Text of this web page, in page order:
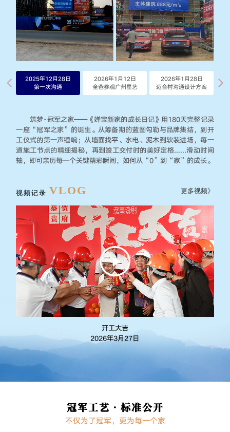
2025年12月28日
第一次沟通
2026年1月12日
全爸参观广州星艺
2026年1月28日
迈合村沟通设计方案
筑梦·冠军之家——《婵宝新家的成长日记》用180天完整记录
一座“冠军之家”的诞生。从筹备期的蓝图勾勒与品牌集结，到开
工仪式的第一声锤响；从墙面找平、水电、泥木到软装进场，每一
道施工节点的精细揭秘，再到竣工交付时的美好定格......滑动时间
轴，即可亲历每一个关键精彩瞬间，如何从“0”到“家”的成长。
视频记录 VLOG 更多视频》
开工大吉
2026年3月27日
冠军工艺·标准公开
不仅为了冠军，更为每一个家